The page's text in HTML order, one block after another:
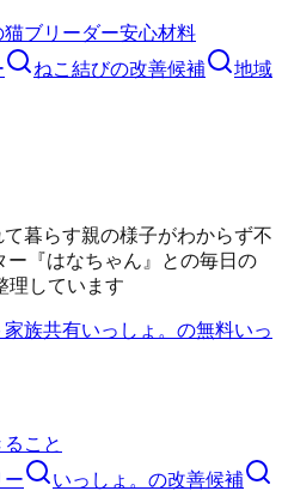
猫ブリーダー安心材料
ねこ結びの改善候補
地域
暮らす親の様子がわからず不
『はなちゃん』との毎日の
理しています
家族共有いっしょ。の無料いっ
こと
ー いっしょ。 の改善候補